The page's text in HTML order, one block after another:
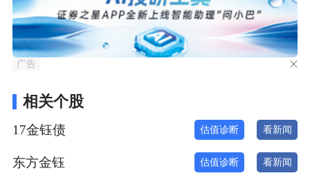
广告
相关个股
17金钰债 估值诊断 看新闻
东方金钰 估值诊断 看新闻